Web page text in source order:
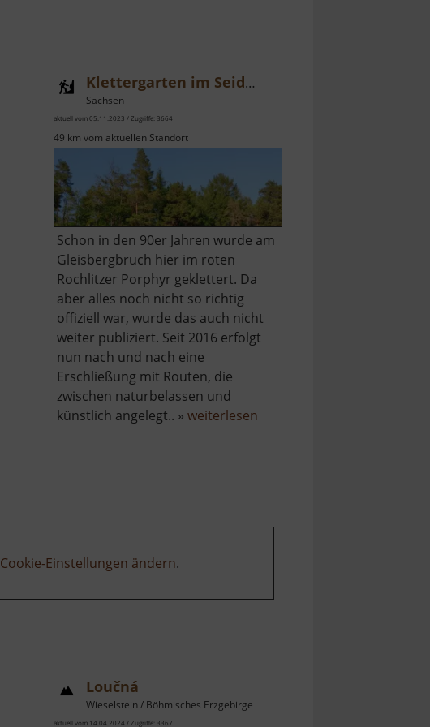
Klettergarten im Seidelbruch
Sachsen
aktuell vom 05.11.2023 / Zugriffe: 3664
49 km vom aktuellen Standort
Schon in den 90er Jahren wurde am
Gleisbergbruch hier im roten
Rochlitzer Porphyr geklettert. Da
aber alles noch nicht so richtig
offiziell war, wurde das auch nicht
weiter publiziert. Seit 2016 erfolgt
nun nach und nach eine
Erschließung mit Routen, die
zwischen naturbelassen und
künstlich angelegt.. » weiterlesenüber
Cookie-Einstellungen ändern.
Loučná
Wieselstein / Böhmisches Erzgebirge
aktuell vom 14.04.2024 / Zugriffe: 3367